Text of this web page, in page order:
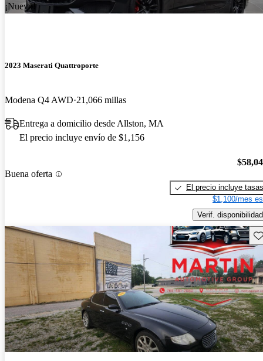
¡Nuevo!
2023 Maserati Quattroporte
Modena Q4 AWD 21,066 millas
Entrega a domicilio desde Allston, MA
El precio incluye envío de $1,156
Buena oferta
El precio incluye tasas
$1,100/mes
Verif. disponibilidad